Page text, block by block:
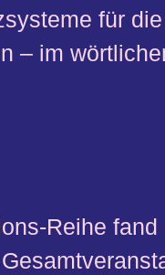
für
– im
Reihe